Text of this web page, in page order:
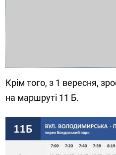
Крім того, з 1 вересня,
на маршруті 11 Б.